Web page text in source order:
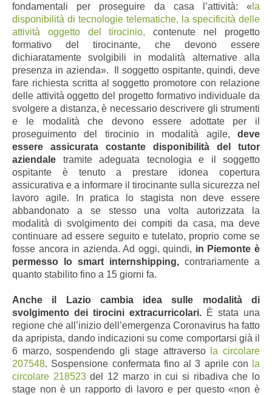
fondamentali per proseguire da casa l’attività: « la
disponibilità di tecnologie telematiche, la specificità delle
attività oggetto del tirocinio, contenute nel progetto
formativo del tirocinante, che devono essere
dichiaratamente svolgibili in modalità alternative alla
presenza in azienda». Il soggetto ospitante, quindi, deve
fare richiesta scritta al soggetto promotore con relazione
delle attività oggetto del progetto formativo individuale da
svolgere a distanza, è necessario descrivere gli strumenti
e le modalità che devono essere adottate per il
proseguimento del tirocinio in modalità agile, deve
essere assicurata costante disponibilità del tutor
aziendale tramite adeguata tecnologia e il soggetto
ospitante è tenuto a prestare idonea copertura
assicurativa e a informare il tirocinante sulla sicurezza nel
lavoro agile. In pratica lo stagista non deve essere
abbandonato a se stesso una volta autorizzata la
modalità di svolgimento dei compiti da casa, ma deve
continuare ad essere seguito e tutelato, proprio come se
fosse ancora in azienda. Ad oggi, quindi, in Piemonte è
permesso lo smart internshipping, contrariamente a
quanto stabilito fino a 15 giorni fa.
Anche il Lazio cambia idea sulle modalità di
svolgimento dei tirocini extracurricolari. È stata una
regione che all’inizio dell’emergenza Coronavirus ha fatto
da apripista, dando indicazioni su come comportarsi già il
6 marzo, sospendendo gli stage attraverso
la circolare
207548. Sospensione confermata fino al 3 aprile con
la
circolare 218523del 12 marzo in cui si ribadiva che lo
stage non è un rapporto di lavoro e per questo «non è